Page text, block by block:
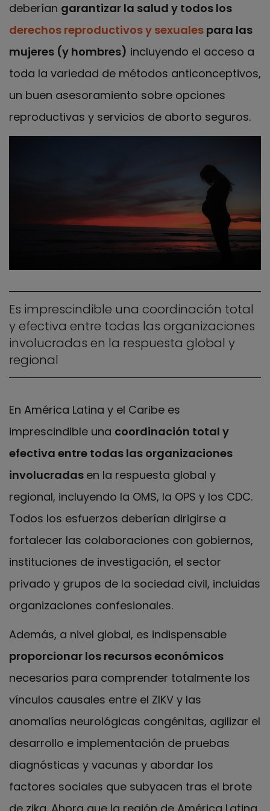
deberían garantizar la salud y todos los
derechos reproductivos y sexuales para las
mujeres (y hombres) incluyendo el acceso a
toda la variedad de métodos anticonceptivos,
un buen asesoramiento sobre opciones
reproductivas y servicios de aborto seguros.
Es imprescindible una coordinación total
y efectiva entre todas las organizaciones
involucradas en la respuesta global y
regional
En América Latina y el Caribe es
imprescindible una coordinación total y
efectiva entre todas las organizaciones
involucradas en la respuesta global y
regional, incluyendo la OMS, la OPS y los CDC.
Todos los esfuerzos deberían dirigirse a
fortalecer las colaboraciones con gobiernos,
instituciones de investigación, el sector
privado y grupos de la sociedad civil, incluidas
organizaciones confesionales.
Además, a nivel global, es indispensable
proporcionar los recursos económicos
necesarios para comprender totalmente los
vínculos causales entre el ZIKV y las
anomalías neurológicas congénitas, agilizar el
desarrollo e implementación de pruebas
diagnósticas y vacunas y abordar los
factores sociales que subyacen tras el brote